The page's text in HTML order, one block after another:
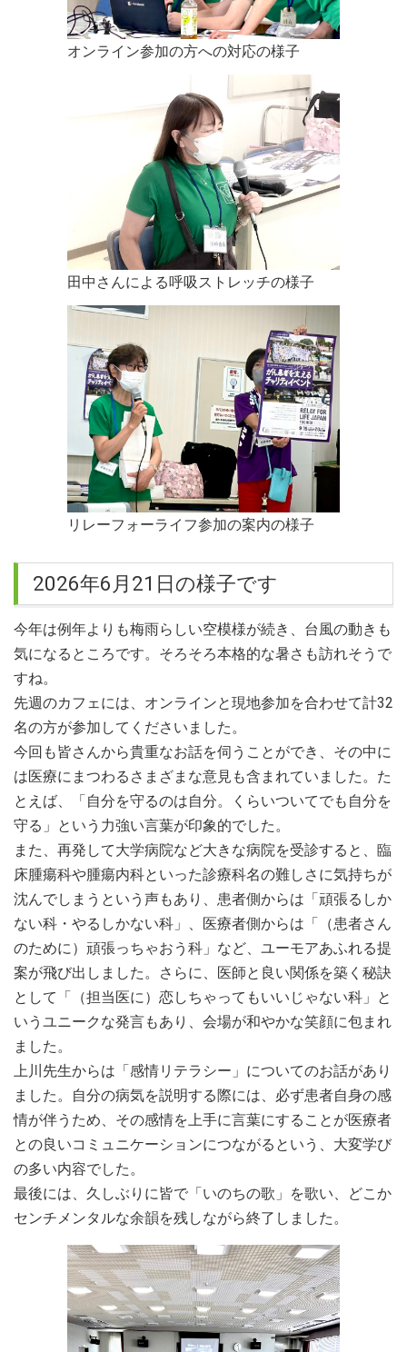
されました。沢山のご参加をお待ちしております。
2022.01.28
とご寄付のお願いをイベントページに掲載いたしました。
1月23日のカフェはオンラインに変更になりました。
年頭のご挨拶 皆さま 明けましておめでとうございます。 収
束に向うかに見えた新型コロナウイルス感染は、オミクロン
株の感染拡大により再び出口が見えなくなってきましたが、3
回目のワクチン接種も始まり、初めての飲み薬も承認され、
withコロナで生きる術も備わってきたように思います。こう
した状況の中、昨年はオンラインでカフェを開催してきまし
たが11月にはオンラインと現地を繫いだハイブリッド開催を
久しぶりに行うことができ、会場でお会いした参加者の笑顔
に元気をいただきました。今年も感染状況を見ながらハイブ
リッドカフェを主体に開催していきたいと思っています。
今年の7月10日には「第10回がん哲学外来市民学会」を宇都
宮で開催させていただくことになっています。栃木県出身の
ノンフィクション作家 柳田 邦男さんを始め素晴らしい講師
の先生方にご講演いただく予定です。がん患者さんが病気で
あっても自分らしく生きることができるように、皆さまと一
緒に考える機会になればと思っています。多くの皆さまにご
参加いただければ幸いです。 今年が皆さまにとって良い年と
かおる
2021.10.29
11月28日のカフェは「ハイブリッド」開催です。会場は宇都
い。
2021.09.18
Web開催のリレーフォーライフの中で、動画でカフェの様子
が流れました
2021.09.10
今月18日のカフェの様子を、短く編集して、同日のリレーフ
ォーライフジャパンとちぎでその映像を流して頂くことにな
りました。カフェへのご参加はもちろん、リレーの方も是非
ご覧になって下さい。共に事前申し込みが必要です。 リレー
の事前登録の方法は以下の通りです。 ↓↓ 今年のリレーフォー
ライフジャパンとちぎはWeb開催になりました。 ９月18日
（土）16:00開幕です。 リレーはありませんがサバイバーズ
トーク、ルミナリエセレモニー、みなさんからいただいたル
示もします。まずはQRコードで登録してください。スマホや
携帯でも登録できますが、あらかじめPCのメール受信ができ
るように設定しておいてください。皆さんのご参加を心より
お待ちしています。
https://zoom.us/webinar/register/WN_n-
aTz8GaRxaddt6DtPNkQA
2021.03.29
4月25日は8周年記念講演です。事前申し込みが必要になりま
すのでご注意ください。 gancafetochigi2017@gmail.com
2021.01.12
明けましておめでとうございます。 新年早々新型コロナウィ
ルスが昨年にも増して猛威を奮っており、栃木も連日三桁の
感染者がでる状況となっています。 昨年はZoomによるオン
ラインカフェを開催し、7～10月は感染予防に気を付けなが
ら少人数でリアルカフェも行い、ハイブリッドカフェの形態
でグループでの対話や個人面談も継続してきました。オンラ
オンライン参加の方への対応の様子
田中さんによる呼吸ストレッチの様子
リレーフォーライフ参加の案内の様子
2026年6月21日の様子です
今年は例年よりも梅雨らしい空模様が続き、台風の動きも
気になるところです。そろそろ本格的な暑さも訪れそうで
すね。
先週のカフェには、オンラインと現地参加を合わせて計32
名の方が参加してくださいました。
今回も皆さんから貴重なお話を伺うことができ、その中に
は医療にまつわるさまざまな意見も含まれていました。た
とえば、「自分を守るのは自分。くらいついてでも自分を
守る」という力強い言葉が印象的でした。
また、再発して大学病院など大きな病院を受診すると、臨
床腫瘍科や腫瘍内科といった診療科名の難しさに気持ちが
沈んでしまうという声もあり、患者側からは「頑張るしか
ない科・やるしかない科」、医療者側からは「（患者さん
のために）頑張っちゃおう科」など、ユーモアあふれる提
案が飛び出しました。さらに、医師と良い関係を築く秘訣
として「（担当医に）恋しちゃってもいいじゃない科」と
いうユニークな発言もあり、会場が和やかな笑顔に包まれ
ました。
上川先生からは「感情リテラシー」についてのお話があり
ました。自分の病気を説明する際には、必ず患者自身の感
情が伴うため、その感情を上手に言葉にすることが医療者
との良いコミュニケーションにつながるという、大変学び
の多い内容でした。
最後には、久しぶりに皆で「いのちの歌」を歌い、どこか
センチメンタルな余韻を残しながら終了しました。